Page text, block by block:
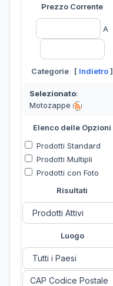
Prezzo Corrente
A
Categorie [ Indietro]
Selezionato:
Motozappe
Elenco delle Opzioni
Prodotti Standard
Prodotti Multipli
Prodotti con Foto
Risultati
Luogo